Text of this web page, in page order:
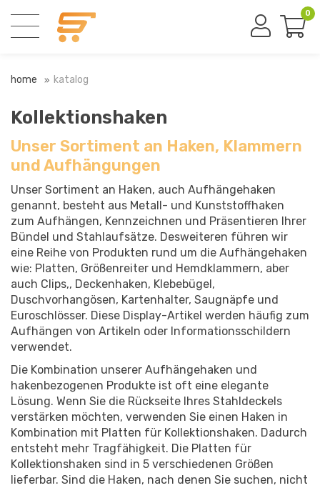
0
home katalog
Kollektionshaken
Unser Sortiment an Haken, Klammern
und Aufhängungen
Unser Sortiment an Haken, auch Aufhängehaken
genannt, besteht aus Metall- und Kunststoffhaken
zum Aufhängen, Kennzeichnen und Präsentieren Ihrer
Bündel und Stahlaufsätze. Desweiteren führen wir
eine Reihe von Produkten rund um die Aufhängehaken
wie: Platten, Größenreiter und Hemdklammern, aber
auch Clips,, Deckenhaken, Klebebügel,
Duschvorhangösen, Kartenhalter, Saugnäpfe und
Euroschlösser. Diese Display-Artikel werden häufig zum
Aufhängen von Artikeln oder Informationsschildern
verwendet.
Die Kombination unserer Aufhängehaken und
hakenbezogenen Produkte ist oft eine elegante
Lösung. Wenn Sie die Rückseite Ihres Stahldeckels
verstärken möchten, verwenden Sie einen Haken in
Kombination mit Platten für Kollektionshaken. Dadurch
entsteht mehr Tragfähigkeit. Die Platten für
Kollektionshaken sind in 5 verschiedenen Größen
lieferbar. Sind die Haken, nach denen Sie suchen, nicht